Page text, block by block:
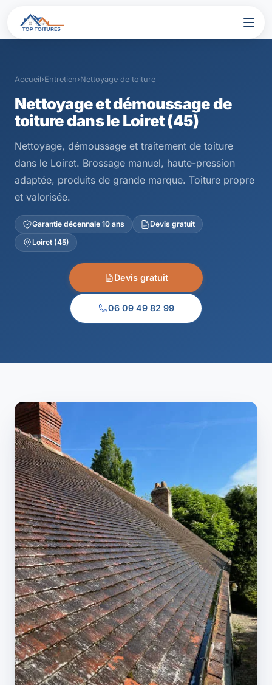
Accueil›Entretien›Nettoyage de toiture
Nettoyage et démoussage de
toiture dans le Loiret (45)
Nettoyage, démoussage et traitement de toiture
dans le Loiret. Brossage manuel, haute-pression
adaptée, produits de grande marque. Toiture propre
et valorisée.
Garantie décennale 10 ans
Devis gratuit
Loiret (45)
Devis gratuit
06 09 49 82 99